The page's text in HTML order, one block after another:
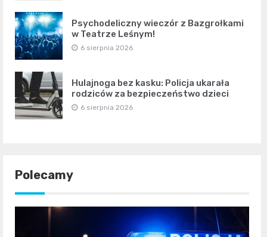
Psychodeliczny wieczór z Bazgrołkami
w Teatrze Leśnym!
6 sierpnia 2026
Hulajnoga bez kasku: Policja ukarała
rodziców za bezpieczeństwo dzieci
6 sierpnia 2026
Polecamy